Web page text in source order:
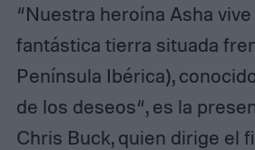
“Nuestra heroína Asha
fantástica tierra situada
Península Ibérica),
de los deseos“, es la
Chris Buck, quien dirige el